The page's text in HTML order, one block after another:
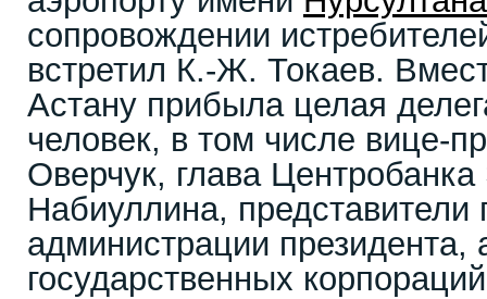
сопровождении
встретил К.-Ж. Токаев.
Астану прибыла целая
человек, в том числе вице-
Оверчук, глава
Набиуллина, представители
администрации президента,
государственных